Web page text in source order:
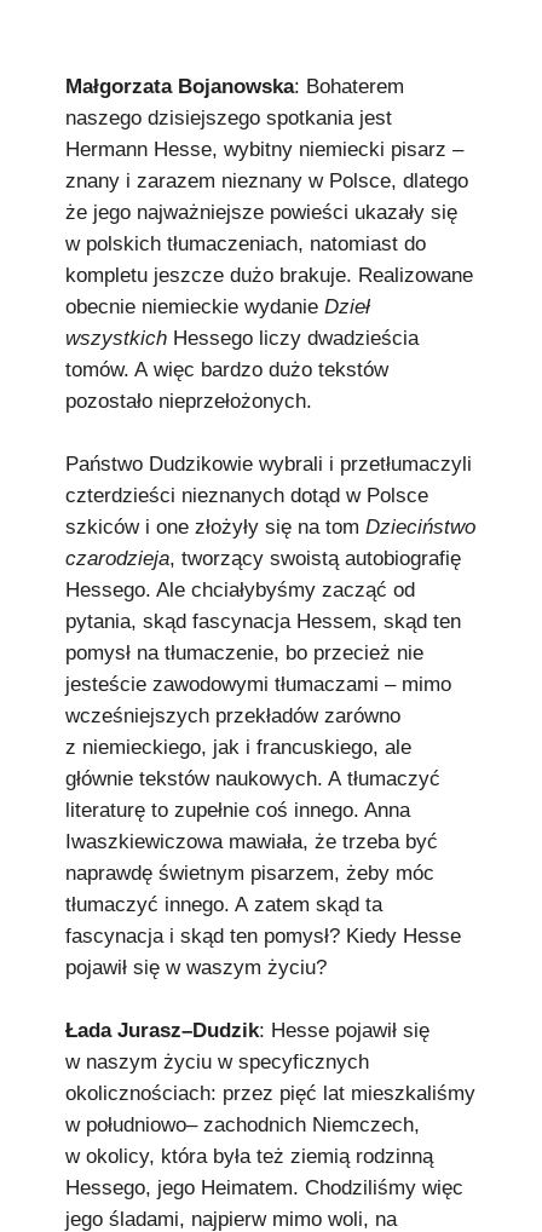
redakcja@podkowianskimagazyn.pl
Wszelkie prawa zastrzeżone
Małgorzata Bojanowska: Bohaterem
naszego dzisiejszego spotkania jest
Hermann Hesse, wybitny niemiecki pisarz –
znany i zarazem nieznany w Polsce, dlatego
że jego najważniejsze powieści ukazały się
w polskich tłumaczeniach, natomiast do
kompletu jeszcze dużo brakuje. Realizowane
obecnie niemieckie wydanie Dzieł
wszystkich Hessego liczy dwadzieścia
tomów. A więc bardzo dużo tekstów
pozostało nieprzełożonych.
Państwo Dudzikowie wybrali i przetłumaczyli
czterdzieści nieznanych dotąd w Polsce
szkiców i one złożyły się na tom Dzieciństwo
czarodzieja, tworzący swoistą autobiografię
Hessego. Ale chciałybyśmy zacząć od
pytania, skąd fascynacja Hessem, skąd ten
pomysł na tłumaczenie, bo przecież nie
jesteście zawodowymi tłumaczami – mimo
wcześniejszych przekładów zarówno
z niemieckiego, jak i francuskiego, ale
głównie tekstów naukowych. A tłumaczyć
literaturę to zupełnie coś innego. Anna
Iwaszkiewiczowa mawiała, że trzeba być
naprawdę świetnym pisarzem, żeby móc
tłumaczyć innego. A zatem skąd ta
fascynacja i skąd ten pomysł? Kiedy Hesse
pojawił się w waszym życiu?
Łada Jurasz–Dudzik: Hesse pojawił się
w naszym życiu w specyficznych
okolicznościach: przez pięć lat mieszkaliśmy
w południowo– zachodnich Niemczech,
w okolicy, która była też ziemią rodzinną
Hessego, jego Heimatem. Chodziliśmy więc
jego śladami, najpierw mimo woli, na